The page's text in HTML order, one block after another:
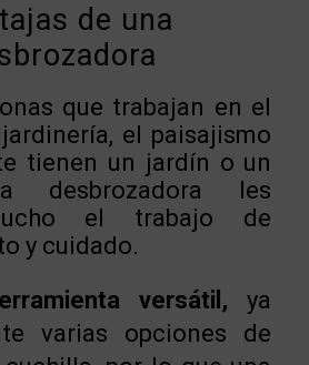
de una
que trabajan en el
el paisajismo
tienen un jardín o un
desbrozadora les
el trabajo de
y cuidado.
versátil, ya
varias opciones de